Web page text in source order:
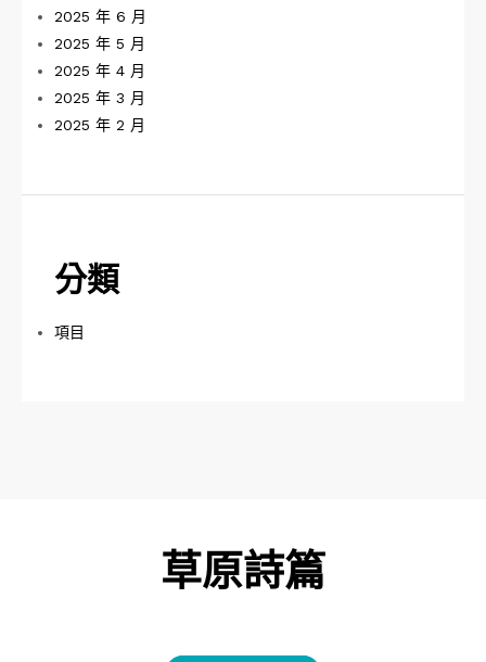
2025 年 6 月
2025 年 5 月
2025 年 4 月
2025 年 3 月
2025 年 2 月
分類
項目
草原詩篇